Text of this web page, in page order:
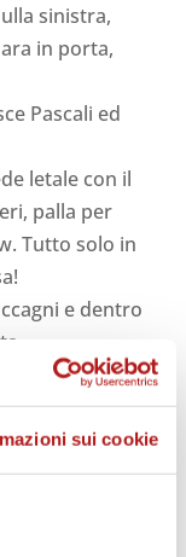
sui cookie
sinistra,
in porta,
Pascali ed
letale con il
palla per
Tutto solo in
e dentro
il centrale
punizione
scivolata su